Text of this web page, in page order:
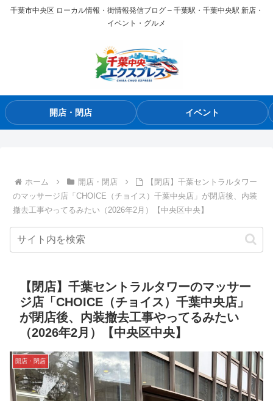
千葉市中央区 ローカル情報・街情報発信ブログ – 千葉駅・千葉中央駅 新店・
イベント・グルメ
開店・閉店 イベント
ホーム 開店・閉店
【閉店】千葉セントラルタワー
のマッサージ店「CHOICE（チョイス）千葉中央店」が閉店後、内装
撤去工事やってるみたい（2026年2月）【中央区中央】
【閉店】千葉セントラルタワーのマッサー
ジ店「CHOICE（チョイス）千葉中央店」
が閉店後、内装撤去工事やってるみたい
（2026年2月）【中央区中央】
開店・閉店